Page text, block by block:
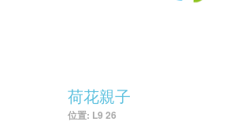
荷花親子
位置: L9 26